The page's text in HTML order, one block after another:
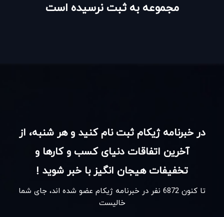
مجموعه به ثبت نرسیده است
در خبرنامه ژیکام ثبت نام کنید و هر شنبه، از
آخرین اتفاقات دنیای کسب و کارها و
تخفیفات هیجان انگیز با خبر شوید !
تا کنون 6872 نفر در خبرنامه ژیکام عضو شده اند، جای شما
خالیست